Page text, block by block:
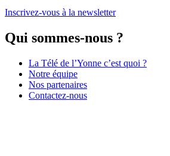
Inscrivez-vous à la newsletter
Qui sommes-nous ?
La Télé de l’Yonne c’est quoi ?
Notre équipe
Nos partenaires
Contactez-nous